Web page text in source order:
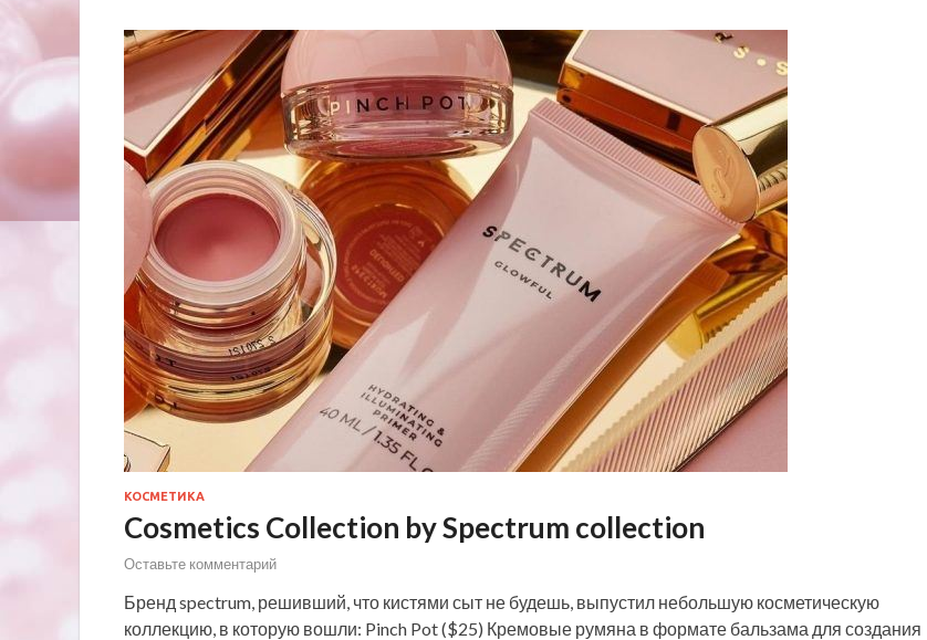
КОСМЕТИКА
Cosmetics Collection by Spectrum collection
Оставьте комментарий
Бренд spectrum, решивший, что кистями сыт не будешь, выпустил небольшую косметическую
коллекцию, в которую вошли: Pinch Pot ($25) Кремовые румяна в формате бальзама для создания